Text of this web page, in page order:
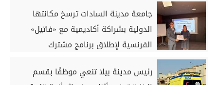
جامعة مدينة السادات ترسخ مكانتها
الدولية بشراكة أكاديمية مع «فاتيل»
الفرنسية لإطلاق برنامج مشترك
رئيس مدينة بيلا تنعي موظفًا بقسم